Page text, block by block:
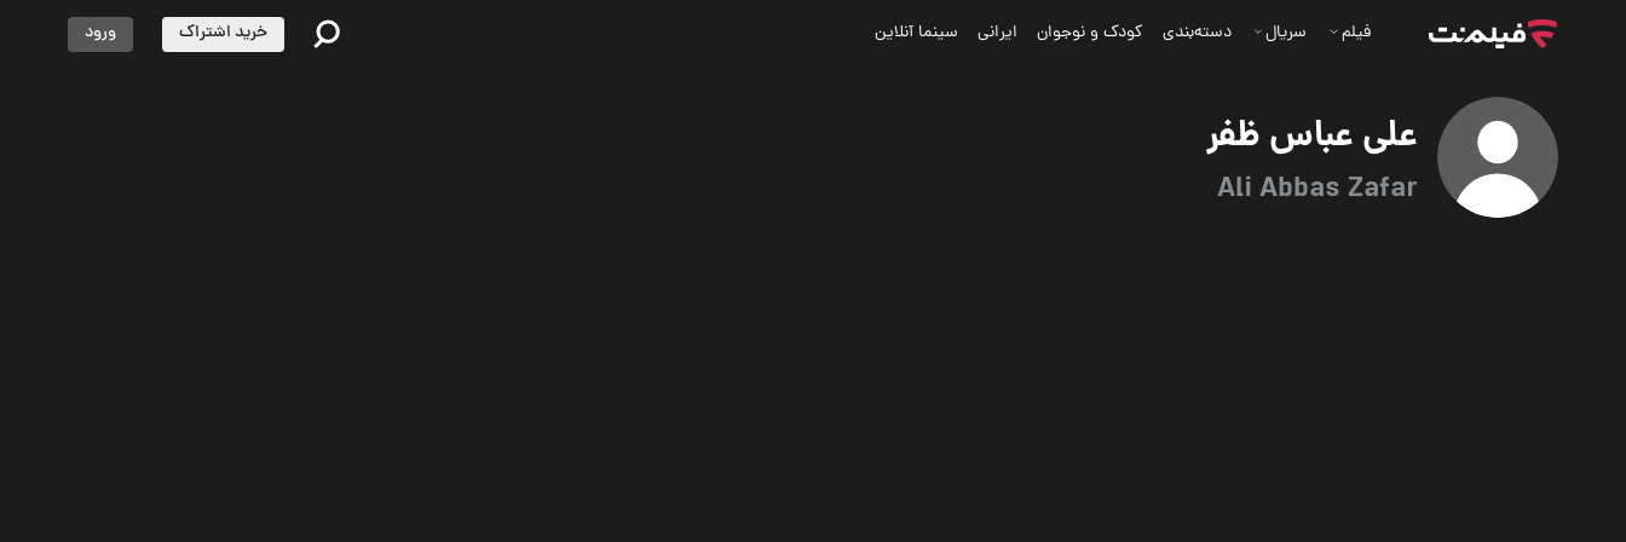
علی عباس ظفر
Ali Abbas Zafar
فیلم سریال دسته‌بندی کودک و نوجوان ایرانی سینما آنلاین خرید اشتراک ورود